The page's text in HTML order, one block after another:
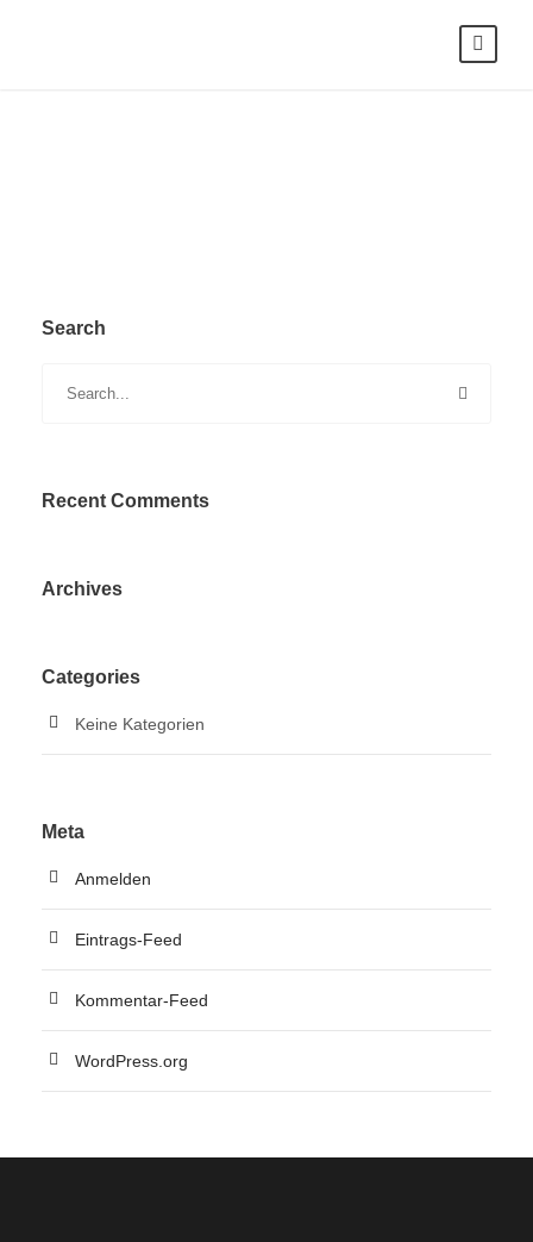
Search
Recent Comments
Archives
Categories
Keine Kategorien
Meta
Anmelden
Eintrags-Feed
Kommentar-Feed
WordPress.org